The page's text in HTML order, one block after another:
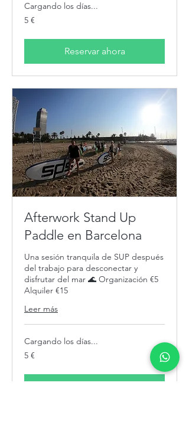
Cargando los días...
5
euros
5 €
Reservar ahora
Afterwork Stand Up
Paddle en Barcelona
Una sesión tranquila de SUP después
del trabajo para desconectar y
disfrutar del mar 🌊 Organización €5
Alquiler €15
Leer más
Cargando los días...
5
euros
5 €